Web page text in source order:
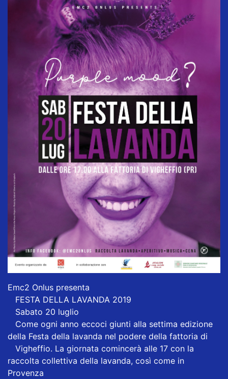
Emc2 Onlus presenta
FESTA DELLA LAVANDA 2019
Sabato 20 luglio
Come ogni anno eccoci giunti alla settima edizione
della Festa della lavanda nel podere della fattoria di
Vigheffio. La giornata comincerà alle 17 con la
raccolta collettiva della lavanda, così come in
Provenza